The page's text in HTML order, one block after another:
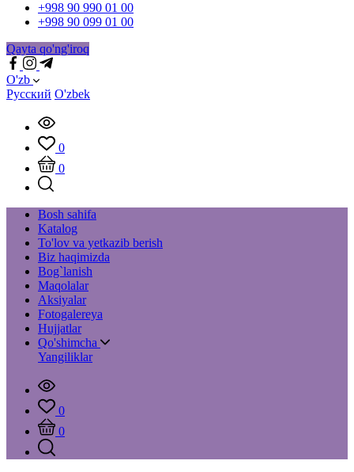
+998 90 990 01 00
+998 90 099 01 00
Qayta qo'ng'iroq
O'zb
Русский O'zbek
0
0
Bosh sahifa
Katalog
To'lov va yetkazib berish
Biz haqimizda
Bog`lanish
Maqolalar
Aksiyalar
Fotogalereya
Hujjatlar
Qo'shimcha
Yangiliklar
0
0